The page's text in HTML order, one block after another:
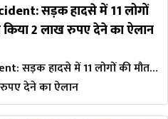
सड़क हादसे में 11 लोगों
किया 2 लाख रुपए देने का ऐलान
सड़क हादसे में 11 लोगों की मौत…
रुपए देने का ऐलान